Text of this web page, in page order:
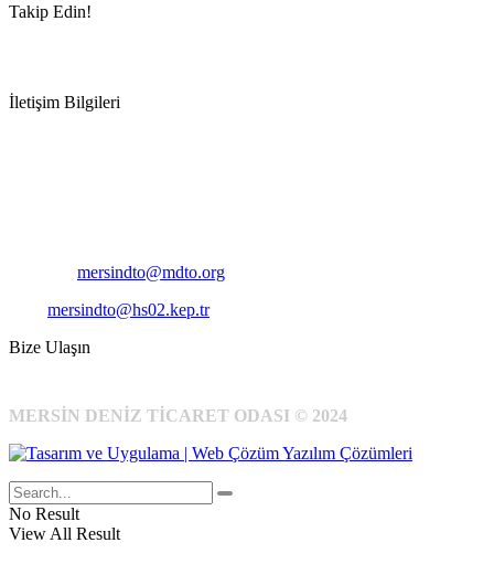
Takip Edin!
İletişim Bilgileri
mersindto@mdto.org
mersindto@hs02.kep.tr
Bize Ulaşın
MERSİN DENİZ TİCARET ODASI © 2024
No Result
View All Result